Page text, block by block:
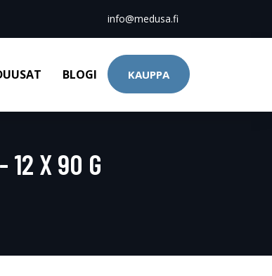
info@medusa.fi
BLOGI KAUPPA
12 X 90 G